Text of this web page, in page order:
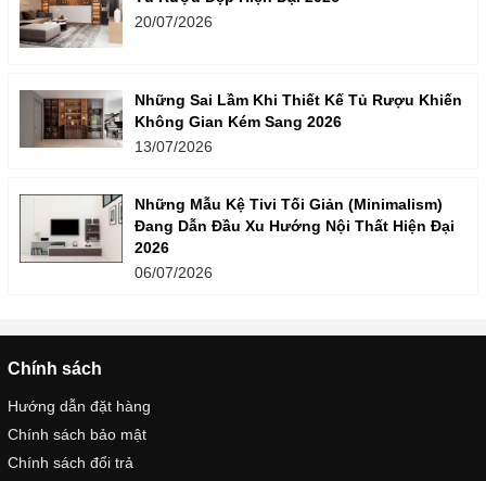
20/07/2026
Những Sai Lầm Khi Thiết Kế Tủ Rượu Khiến
Không Gian Kém Sang 2026
13/07/2026
Những Mẫu Kệ Tivi Tối Giản (Minimalism)
Đang Dẫn Đầu Xu Hướng Nội Thất Hiện Đại
2026
06/07/2026
Chính sách
Hướng dẫn đặt hàng
Chính sách bảo mật
Chính sách đổi trả